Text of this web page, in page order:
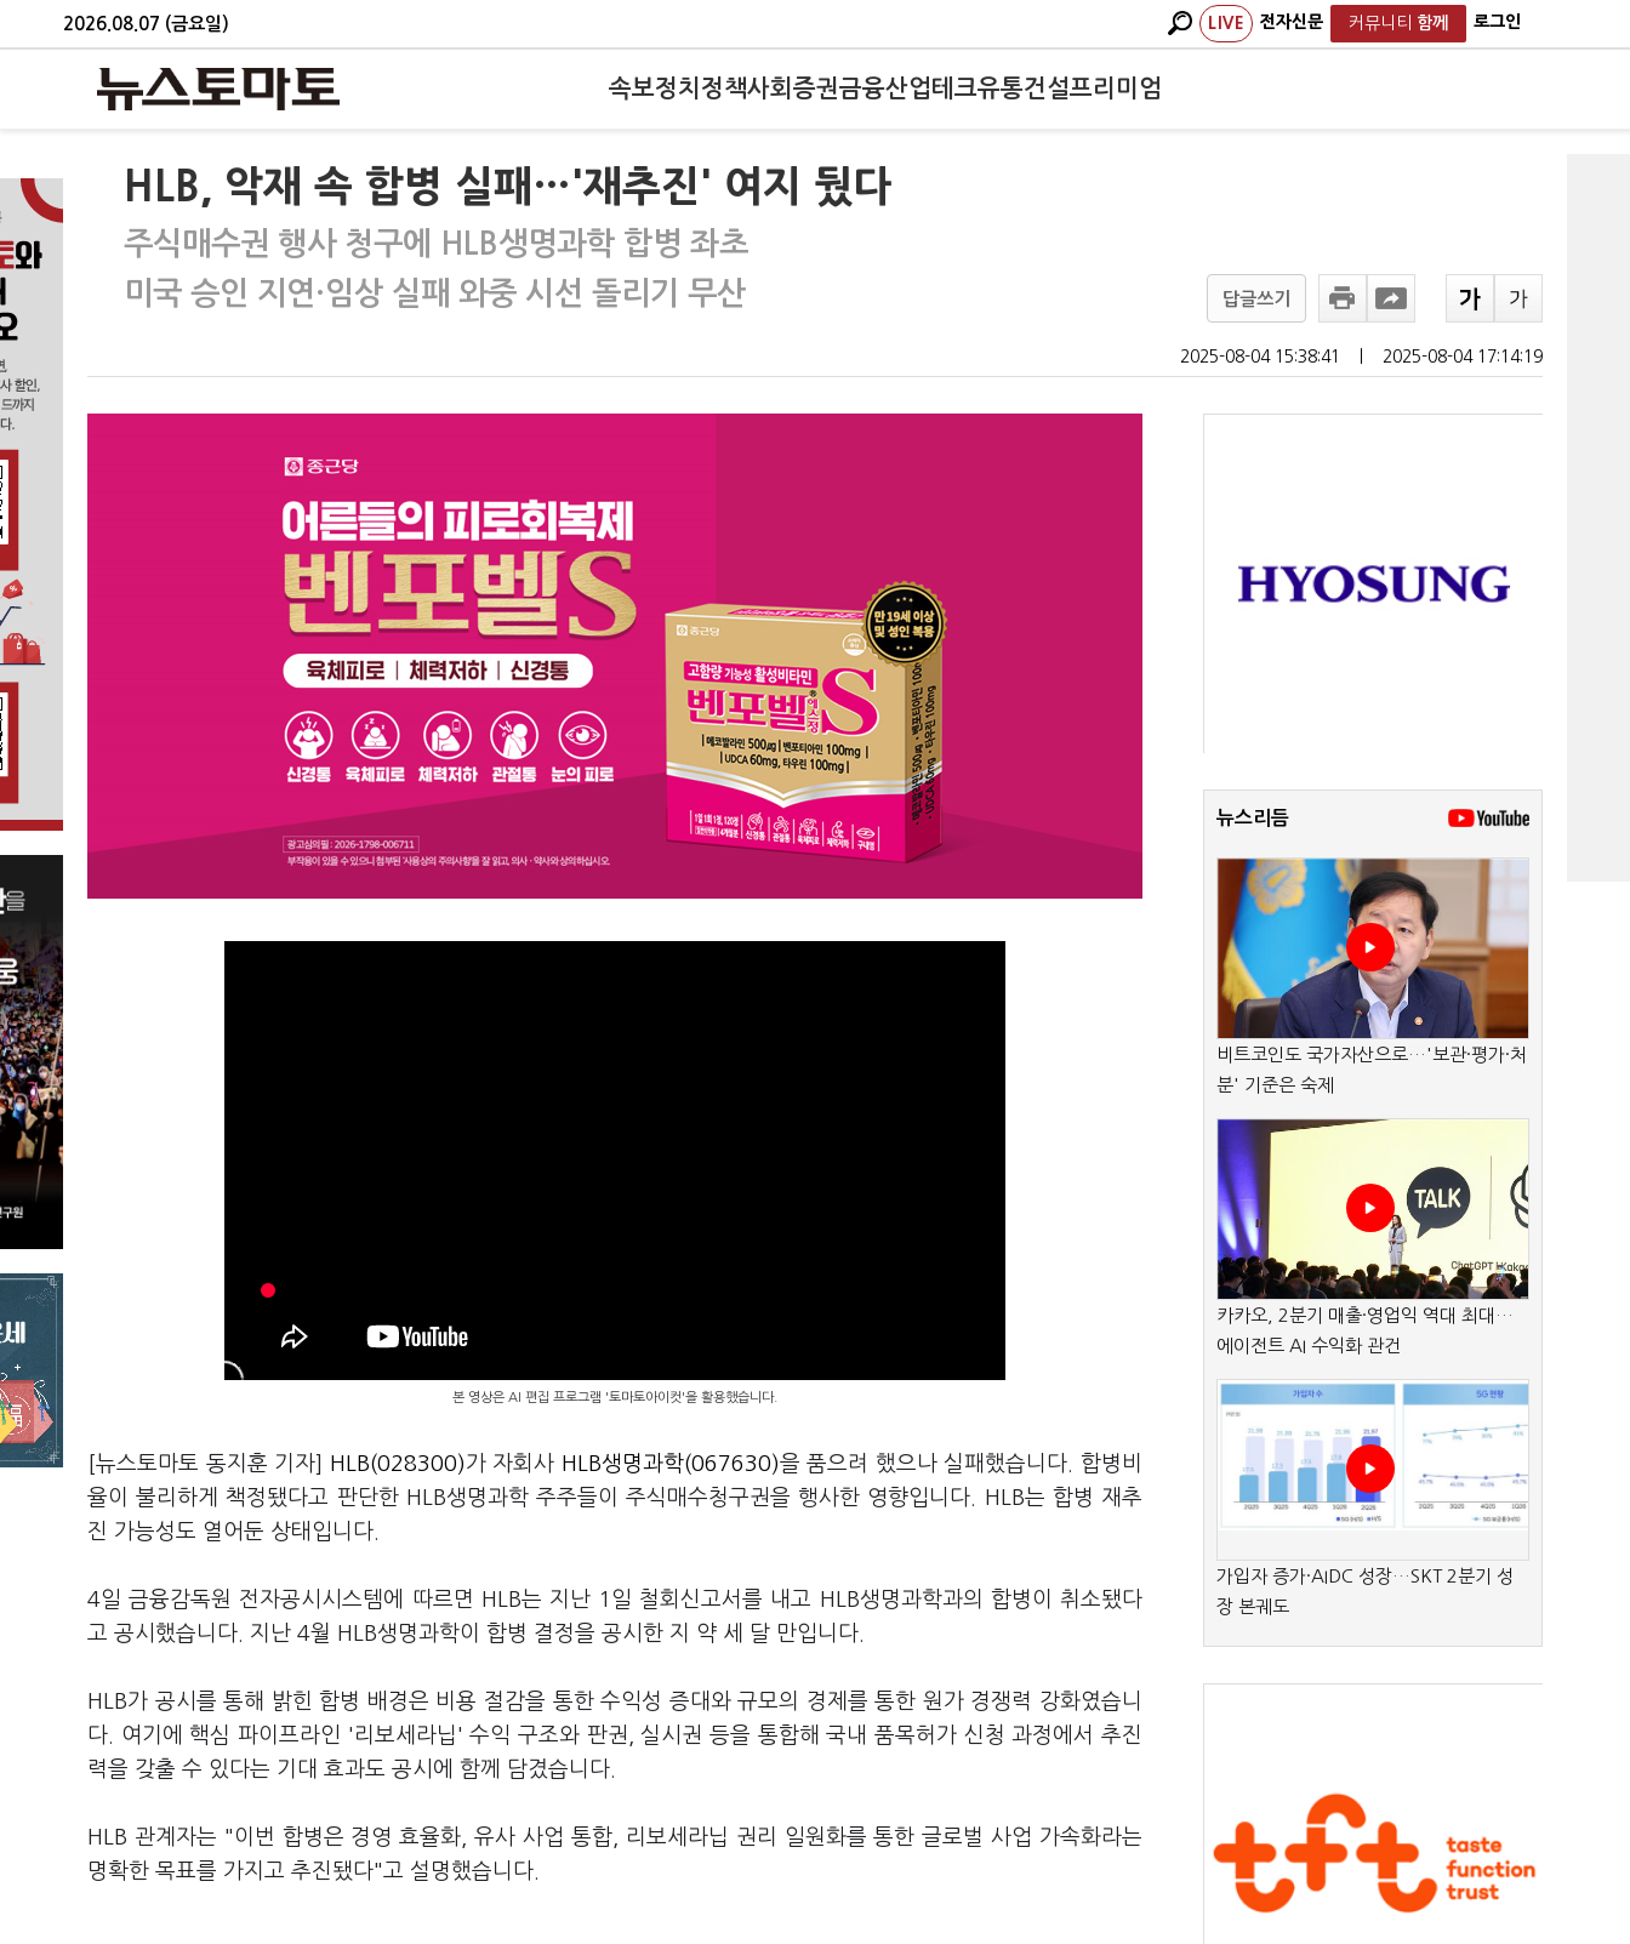
2026.08.07 (금요일) LIVE 전자신문 커뮤니티 함께 로그인
속보정치 정책사회 증권금융산업테크유통건설프리미엄
HLB, 악재 속 합병 실패…'재추진' 여지 뒀다
주식매수권 행사 청구에 HLB생명과학 합병 좌초
미국 승인 지연·임상 실패 와중 시선 돌리기 무산
답글쓰기
2025-08-04 15:38:41 2025-08-04 17:14:19
본 영상은 AI 편집 프로그램 '토마토아이컷'을 활용했습니다.
[뉴스토마토 동지훈 기자] HLB(028300)가 자회사 HLB생명과학(067630)을 품으려 했으나 실패했습니다. 합병비
율이 불리하게 책정됐다고 판단한 HLB생명과학 주주들이 주식매수청구권을 행사한 영향입니다. HLB는 합병 재추
진 가능성도 열어둔 상태입니다.
4일 금융감독원 전자공시시스템에 따르면 HLB는 지난 1일 철회신고서를 내고 HLB생명과학과의 합병이 취소됐다
고 공시했습니다. 지난 4월 HLB생명과학이 합병 결정을 공시한 지 약 세 달 만입니다.
HLB가 공시를 통해 밝힌 합병 배경은 비용 절감을 통한 수익성 증대와 규모의 경제를 통한 원가 경쟁력 강화였습니
다. 여기에 핵심 파이프라인 '리보세라닙' 수익 구조와 판권, 실시권 등을 통합해 국내 품목허가 신청 과정에서 추진
력을 갖출 수 있다는 기대 효과도 공시에 함께 담겼습니다.
HLB 관계자는 "이번 합병은 경영 효율화, 유사 사업 통합, 리보세라닙 권리 일원화를 통한 글로벌 사업 가속화라는
명확한 목표를 가지고 추진됐다"고 설명했습니다.
뉴스리듬
비트코인도 국가자산으로…'보관·평가·처
분' 기준은 숙제
카카오, 2분기 매출·영업익 역대 최대…
에이전트 AI 수익화 관건
가입자 증가·AIDC 성장…SKT 2분기 성
장 본궤도